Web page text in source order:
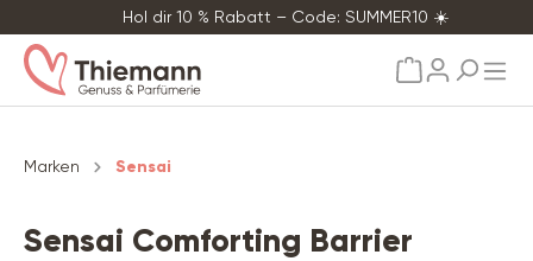
Hol dir 10 % Rabatt – Code: SUMMER10 ☀️
Marken Sensai
Sensai Comforting Barrier